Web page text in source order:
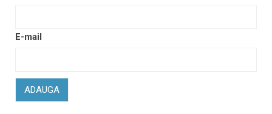
E-mail
ADAUGA